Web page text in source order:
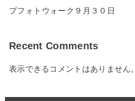
プフォトウォーク９月３０日
Recent Comments
表示できるコメントはありません。